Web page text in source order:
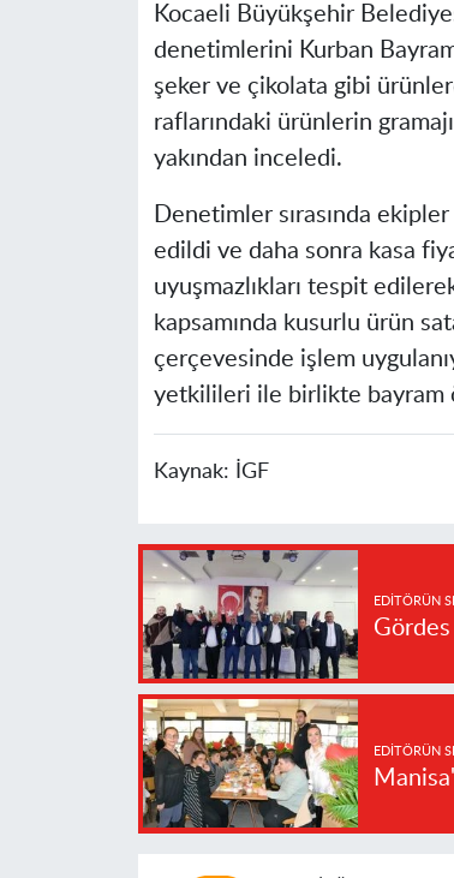
Kocaeli Büyükşehir
denetimlerini Kurban
şeker ve çikolata gibi
raflarındaki ürünlerin
yakından inceledi.
Denetimler sırasında
edildi ve daha sonra kasa
uyuşmazlıkları tespit
kapsamında kusurlu ürün
çerçevesinde işlem
yetkilileri ile birlikte bayram
Kaynak: İGF
EDITÖRÜN
EDITÖRÜN